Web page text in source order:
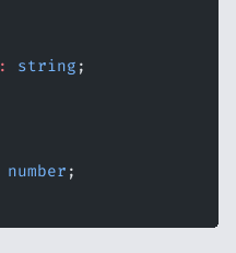
: string ;
number ;